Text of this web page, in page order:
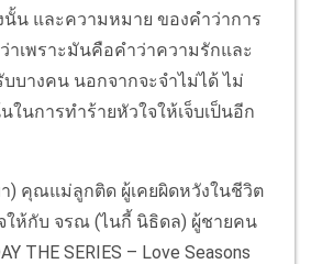
น และความหมาย ของคําว่าการ
าเพราะมันคือคําว่าความรักและ
บางคน นอกจากจะจำไม่ได้ ไม่
ในการทำร้ายหัวใจให้เจ็บเป็นอีก
า) คุณแม่ลูกติด ผู้เคยผิดหวังในชีวิต
ให้กับ จรณ (ไนกี้ นิธิดล) ผู้ชายคน
THE SERIES – Love Seasons